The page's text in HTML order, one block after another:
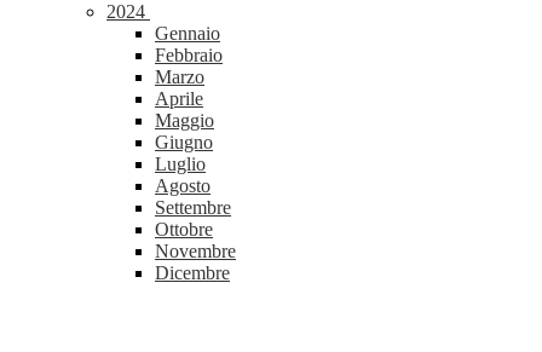
2024
Gennaio
Febbraio
Marzo
Aprile
Maggio
Giugno
Luglio
Agosto
Settembre
Ottobre
Novembre
Dicembre